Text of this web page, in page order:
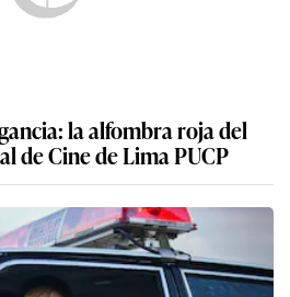
la alfombra roja del
de Cine de Lima PUCP